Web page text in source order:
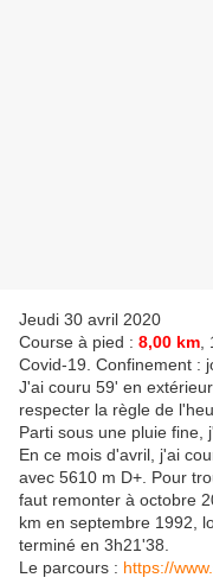
Jeudi 30 avril 2020
Course à pied : 8,00 km
Covid-19. Confinement :
J'ai couru 59' en
respecter la règle de
Parti sous une pluie fine,
En ce mois d'avril, j'ai
avec 5610 m D+. Pour
faut remonter à octobre
km en septembre 1992,
terminé en 3h21'38.
Le parcours : https://